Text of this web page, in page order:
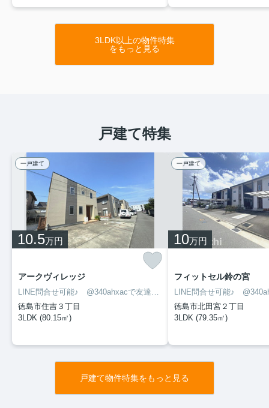
3LDK以上の物件特集
をもっと見る
戸建て特集
一戸建て
10.5万円
アークヴィレッジ
LINE問合せ可能♪ @340ahxacで友達検索して下さい
徳島市住吉３丁目
3LDK (80.15㎡)
一戸建て
10万円
フィットセル鈴の宮
徳島市北田宮２丁目
3LDK (79.35㎡)
戸建て物件特集をもっと見る